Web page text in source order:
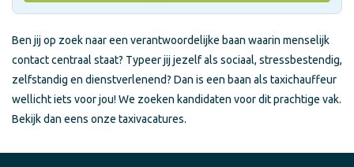
Ben jij op zoek naar een verantwoordelijke baan waarin menselijk
contact centraal staat? Typeer jij jezelf als sociaal, stressbestendig,
zelfstandig en dienstverlenend? Dan is een baan als taxichauffeur
wellicht iets voor jou! We zoeken kandidaten voor dit prachtige vak.
Bekijk dan eens onze taxivacatures.